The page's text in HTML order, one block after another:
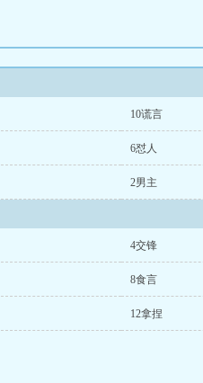
10谎言
6怼人
2男主
4交锋
8食言
12拿捏